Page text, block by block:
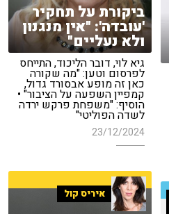
ביקורת על תחקיר
'עובדה': "אין מנגנון
ולא נעליים"
גיא לוי, דובר הליכוד, התייחס
לפרסום וטען: "מה שקורה
כאן זה מופע אבסורד גדול,
קמפיין השפעה על הציבור" •
הוסיף: "משפחת פרקש ירדה
לשדה הפוליטי"
23/12/2024
איריס קול